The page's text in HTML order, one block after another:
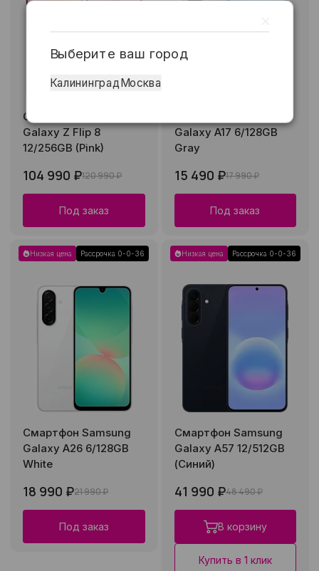
Смартфон Samsung
Galaxy Z Flip 8
12/256GB (Pink)
104 990 ₽120 990 ₽
Под заказ
Galaxy A17 6/128GB
Gray
15 490 ₽17 990 ₽
Под заказ
Низкая цена Рассрочка 0-0-36
Смартфон Samsung
Galaxy A26 6/128GB
White
18 990 ₽21 990 ₽
Под заказ
Низкая цена Рассрочка 0-0-36
Смартфон Samsung
Galaxy A57 12/512GB
(Синий)
41 990 ₽48 490 ₽
В корзину
Купить в 1 клик
Выберите ваш город
КалининградМосква